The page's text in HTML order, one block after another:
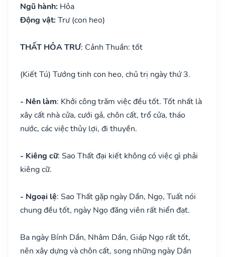
Ngũ hành: Hỏa
Động vật: Trư (con heo)
THẤT HỎA TRƯ: Cảnh Thuần: tốt
(Kiết Tú) Tướng tinh con heo, chủ trị ngày thứ 3.
- Nên làm: Khởi công trăm việc đều tốt. Tốt nhất là
xây cất nhà cửa, cưới gả, chôn cất, trổ cửa, tháo
nước, các việc thủy lợi, đi thuyền.
- Kiêng cữ: Sao Thất đại kiết không có việc gì phải
kiêng cữ.
- Ngoại lệ: Sao Thất gặp ngày Dần, Ngọ, Tuất nói
chung đều tốt, ngày Ngọ đăng viên rất hiển đạt.
Ba ngày Bính Dần, Nhâm Dần, Giáp Ngọ rất tốt,
nên xây dựng và chôn cất, song những ngày Dần